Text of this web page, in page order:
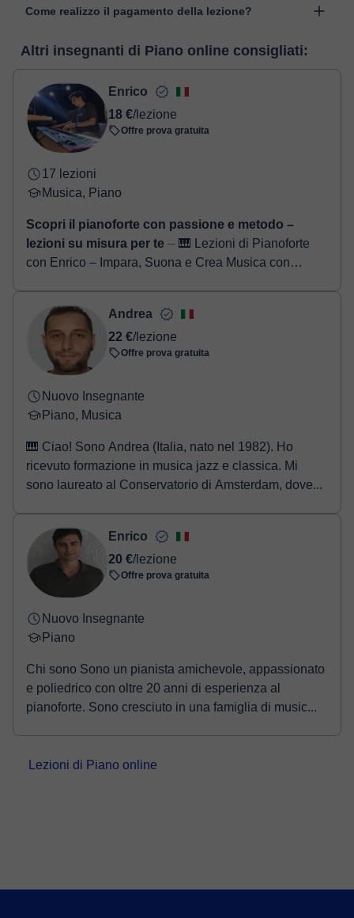
per un apprendimento dinamico con diverse funzionalità, come la
reale. Nel seguente link puoi vedere una demo dell'aula e
conoscerla: Vedere l'aula virtuale
Come realizzo il pagamento della lezione?
realizzare il pagamento tramite carta di credito o debito.
- Carta di credito/debito.
- Paypal.
Una volta che hai realizzato il pagamento, riceverai un email di
conferma della prenotazione.
Altri insegnanti di Piano online consigliati:
Enrico
18 €/lezione
Offre prova gratuita
17 lezioni
Musica, Piano
Scopri il pianoforte con passione e metodo –
lezioni su misura per te ⏤ 🎹 Lezioni di Pianoforte
con Enrico – Impara, Suona e Crea Musica con
Andrea
22 €/lezione
Offre prova gratuita
Nuovo Insegnante
Piano, Musica
🎹 Ciao! Sono Andrea (Italia, nato nel 1982). Ho
ricevuto formazione in musica jazz e classica. Mi
sono laureato al Conservatorio di Amsterdam, dove...
Enrico
20 €/lezione
Offre prova gratuita
Nuovo Insegnante
Piano
Chi sono Sono un pianista amichevole, appassionato
e poliedrico con oltre 20 anni di esperienza al
pianoforte. Sono cresciuto in una famiglia di music...
Lezioni di Piano online